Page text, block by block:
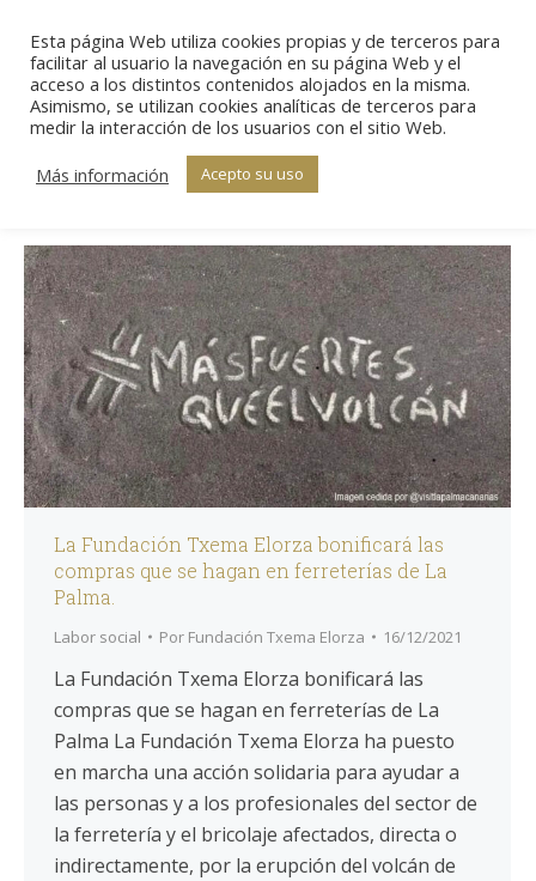
Categoría:Labor
social
Estás aquí:
La Fundación Txema Elorza bonificará las
compras que se hagan en ferreterías de La
Palma.
Labor social Por Fundación Txema Elorza 16/12/2021
La Fundación Txema Elorza bonificará las
compras que se hagan en ferreterías de La
Palma La Fundación Txema Elorza ha puesto
en marcha una acción solidaria para ayudar a
las personas y a los profesionales del sector de
la ferretería y el bricolaje afectados, directa o
indirectamente, por la erupción del volcán de
Esta página Web utiliza cookies propias y de terceros para
facilitar al usuario la navegación en su página Web y el
acceso a los distintos contenidos alojados en la misma.
Asimismo, se utilizan cookies analíticas de terceros para
medir la interacción de los usuarios con el sitio Web.
Más información
Acepto su uso